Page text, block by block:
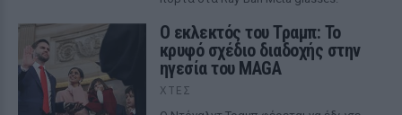
Ο εκλεκτός του Τραμπ: Το
κρυφό σχέδιο διαδοχής στην
ηγεσία του MAGA
ΧΤΕΣ